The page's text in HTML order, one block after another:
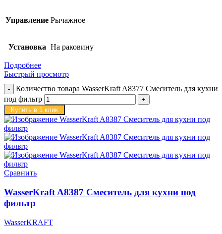
Управление Рычажное
Установка На раковину
Подробнее
Быстрый просмотр
Количество товара WasserKraft A8377 Смеситель для кухни
под фильтр
Купить в 1 клик
Сравнить
WasserKraft A8387 Смеситель для кухни под
фильтр
WasserKRAFT